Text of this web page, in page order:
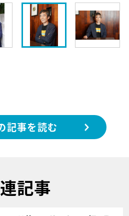
記事を読む
記事